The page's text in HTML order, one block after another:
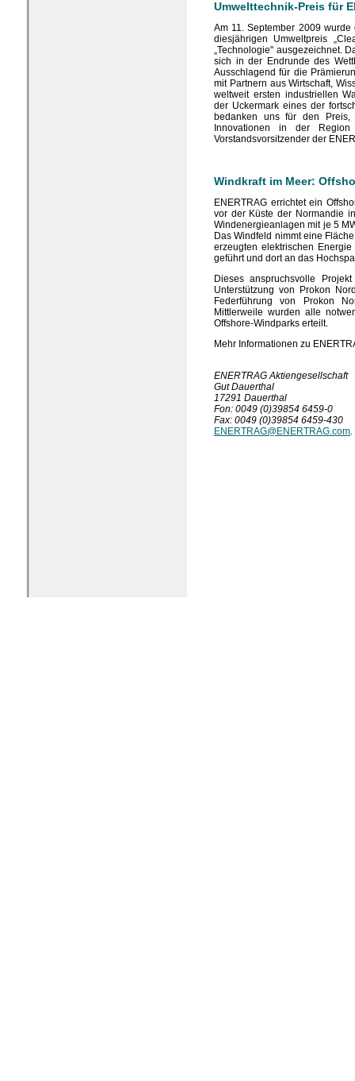
Umwelttechnik-Preis für
Am 11. September 2009
diesjährigen Umweltpreis
„Technologie" ausgezeichnet.
sich in der Endrunde des
Ausschlagend für die
mit Partnern aus Wirtschaft,
weltweit ersten industriellen
der Uckermark eines der
bedanken uns für den
Innovationen in der
Vorstandsvorsitzender der
Windkraft im Meer:
ENERTRAG errichtet ein
vor der Küste der Normandie
Windenergieanlagen mit je 5
Das Windfeld nimmt eine
erzeugten elektrischen
geführt und dort an das
Dieses anspruchsvolle
Unterstützung von Prokon
Federführung von Prokon
Mittlerweile wurden alle
Offshore-Windparks erteilt.
Mehr Informationen zu
ENERTRAG Aktiengesellschaft
Gut Dauerthal
17291 Dauerthal
Fon: 0049 (0)39854 6459-0
Fax: 0049 (0)39854 6459-430
ENERTRAG@ENERTRAG.com.